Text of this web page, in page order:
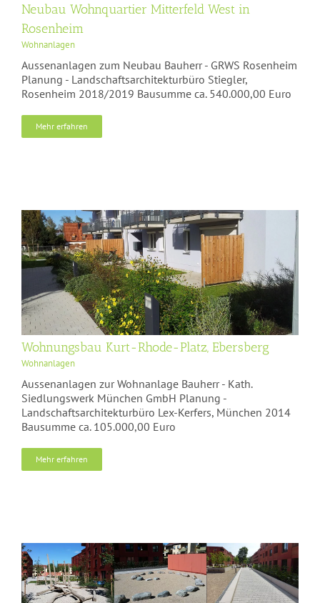
Neubau Wohnquartier Mitterfeld West in
Rosenheim
Wohnanlagen
Aussenanlagen zum Neubau Bauherr - GRWS Rosenheim
Planung - Landschaftsarchitekturbüro Stiegler,
Rosenheim 2018/2019 Bausumme ca. 540.000,00 Euro
Mehr erfahren
Wohnungsbau Kurt-Rhode-Platz, Ebersberg
Wohnanlagen
Aussenanlagen zur Wohnanlage Bauherr - Kath.
Siedlungswerk München GmbH Planung -
Landschaftsarchitekturbüro Lex-Kerfers, München 2014
Bausumme ca. 105.000,00 Euro
Mehr erfahren